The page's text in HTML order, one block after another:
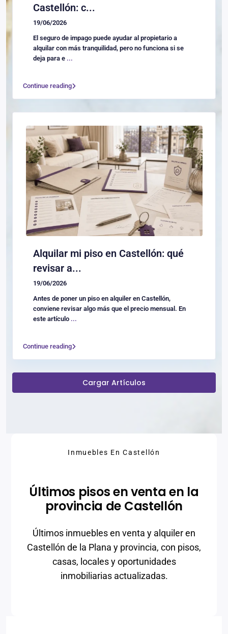
Castellón: c...
19/06/2026
El seguro de impago puede ayudar al propietario a
alquilar con más tranquilidad, pero no funciona si se
deja para e ...
Continue reading
Alquilar mi piso en Castellón: qué
revisar a...
19/06/2026
Antes de poner un piso en alquiler en Castellón,
conviene revisar algo más que el precio mensual. En
este artículo ...
Continue reading
Cargar Artículos
Inmuebles En Castellón
Últimos pisos en venta en la
provincia de Castellón
Últimos inmuebles en venta y alquiler en
Castellón de la Plana y provincia, con pisos,
casas, locales y oportunidades
inmobiliarias actualizadas.